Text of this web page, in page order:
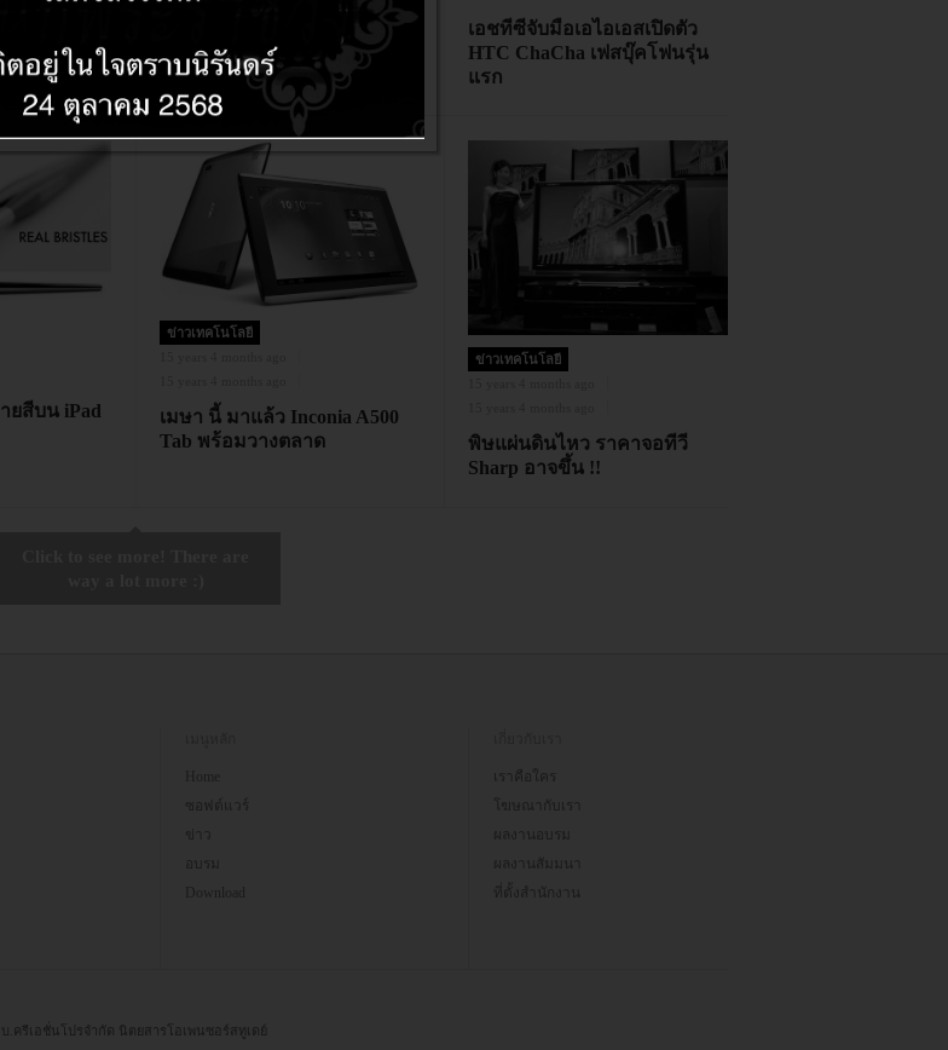
ใช้
ฉลี่ย 2,500
เอชทีซีจับมือเอไอเอสเปิดตัว
HTC ChaCha เฟสบุ๊คโฟนรุ่น
แรก
ยสีบน iPad
ข่าวเทคโนโลยี
เมษา นี้ มาแล้ว Inconia A500
Tab พร้อมวางตลาด
ข่าวเทคโนโลยี
พิษแผ่นดินไหว ราคาจอทีวี
Sharp อาจขึ้น !!
Home
ซอฟต์แวร์
ข่าว
อบรม
Download
เราคือใคร
โฆษณากับเรา
ผลงานอบรม
ผลงานสัมมนา
ที่ตั้งสำนักงาน
บ.ครีเอชั่นโปรจำกัด นิตยสารโอเพนซอร์สทูเดย์